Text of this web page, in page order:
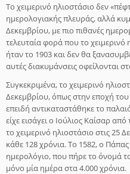
Το χειμερινό ηλιοστάσιο δεν
ημερολογιακής πλευράς, αλλά
Δεκεμβρίου, με πιο πιθανές
τελευταία φορά που το χειμερινό
ήταν το 1903 και δεν θα
αυτές διακυμάνσεις οφείλονται
Συγκεκριμένα, το χειμερινό
Δεκεμβρίου, όπως στην εποχή
επειδή αντικαταστάθηκε το
είχε εισάγει ο Ιούλιος Καίσαρ
το χειμερινό ηλιοστάσιο στις 25
κάθε 128 χρόνια. Το 1582, ο Πάπας
ημερολόγιο, που πήρε το όνομά
μόνο μία ημέρα στα 4.000 χρόνια.